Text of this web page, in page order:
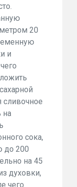
20
и
сливочное
на
сока,
до 200
на 45
духовки,
чего